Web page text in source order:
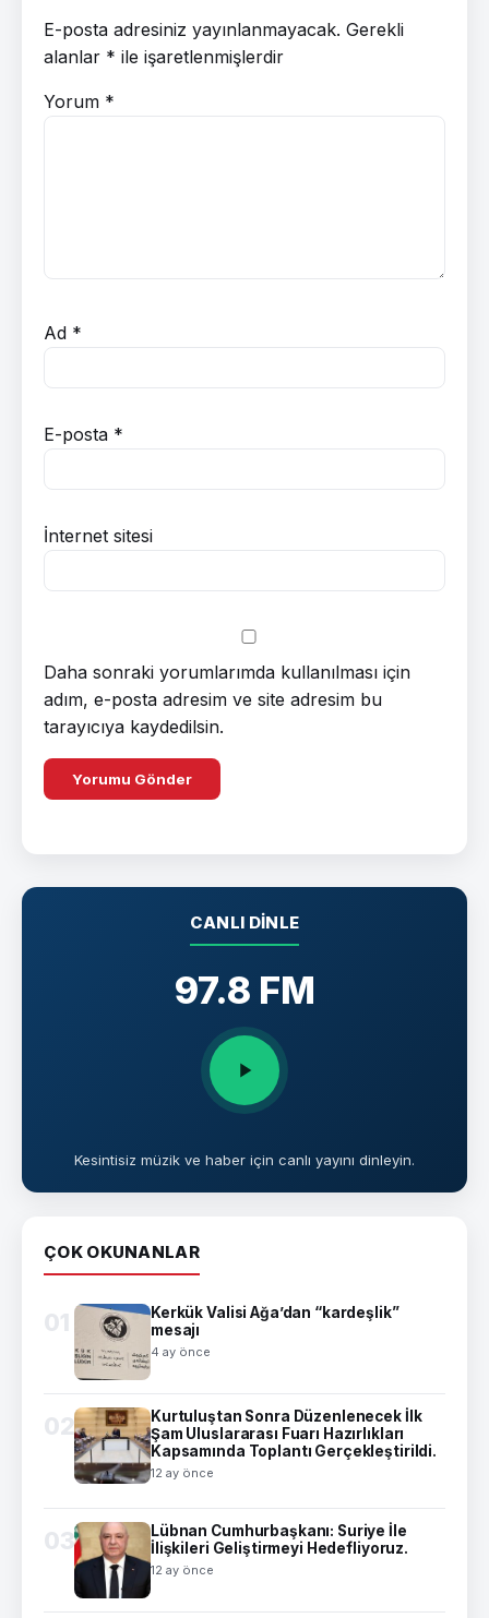
E-posta adresiniz yayınlanmayacak. Gerekli
alanlar * ile işaretlenmişlerdir
Yorum *
Ad *
E-posta *
İnternet sitesi
Daha sonraki yorumlarımda kullanılması için
adım, e-posta adresim ve site adresim bu
tarayıcıya kaydedilsin.
CANLI DINLE
97.8 FM
Kesintisiz müzik ve haber için canlı yayını dinleyin.
ÇOK OKUNANLAR
01
Kerkük Valisi Ağa’dan “kardeşlik”
mesajı
4 ay önce
02
Kurtuluştan Sonra Düzenlenecek İlk
Şam Uluslararası Fuarı Hazırlıkları
Kapsamında Toplantı Gerçekleştirildi.
12 ay önce
03
Lübnan Cumhurbaşkanı: Suriye İle
İlişkileri Geliştirmeyi Hedefliyoruz.
12 ay önce